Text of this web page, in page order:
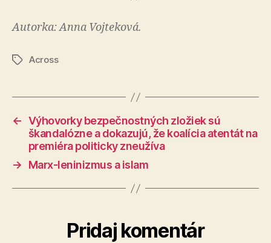
Autorka: Anna Vojteková.
ZnačkyAcross
← Výhovorky bezpečnostných zložiek sú
škandalózne a dokazujú, že koalícia atentát na
premiéra politicky zneužíva
→
Marx-leninizmus a islam
Pridaj komentár